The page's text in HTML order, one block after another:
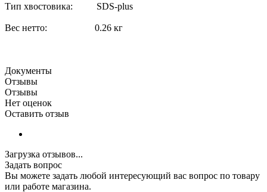
Тип хвостовика: SDS-plus
Вес нетто: 0.26 кг
Документы
Отзывы
Отзывы
Нет оценок
Оставить отзыв
Загрузка отзывов...
Задать вопрос
Вы можете задать любой интересующий вас вопрос по товару
или работе магазина.